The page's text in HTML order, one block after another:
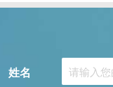
姓名